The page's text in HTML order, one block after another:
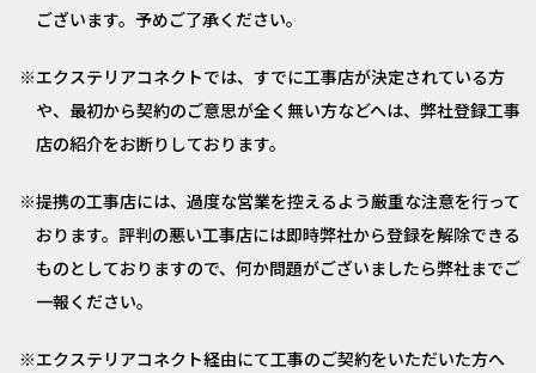
ございます。予めご了承ください。
エクステリアコネクトでは、すでに工事店が決定されている方
や、最初から契約のご意思が全く無い方などへは、弊社登録工事
店の紹介をお断りしております。
提携の工事店には、過度な営業を控えるよう厳重な注意を行って
おります。評判の悪い工事店には即時弊社から登録を解除できる
ものとしておりますので、何か問題がございましたら弊社までご
一報ください。
エクステリアコネクト経由にて工事のご契約をいただいた方へ